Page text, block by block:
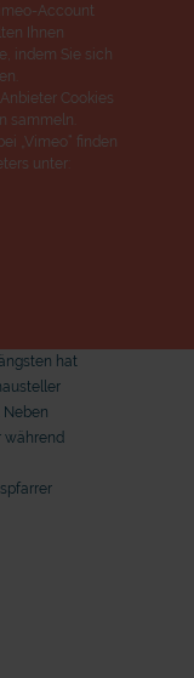
auf" - Optimismus in der
Account
Ihnen
indem Sie sich
Cookies
sammeln.
„Vimeo“ finden
unter:
hat
während